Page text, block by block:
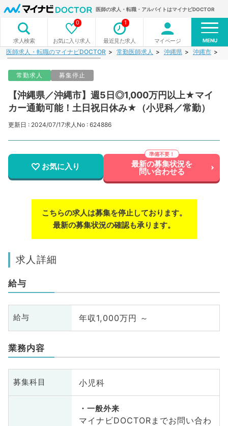
医師の求人・転職・アルバイトはマイナビDOCTOR
求人検索 お気に入り求人
0
最近見た求人
1
マイページ MENU
医師求人・転職のマイナビDOCTOR 常勤医師求人 沖縄県 沖縄市
常勤求人 募集停止
【沖縄県／沖縄市】週5日◎1,000万円以上★マイ
カー通勤可能！土日祝日休み★（小児科／常勤）
更新日 : 2024/07/17求人No : 624886
お気に入り 最新の募集状況を
問い合わせる
こちらの求人は募集を停止しております。
最新の募集状況の確認も承ります。
求人詳細
給与
給与 年収1,000万円 ～
業務内容
募集科目 小児科
一般外来
マイナビDOCTORまでお問い合わ